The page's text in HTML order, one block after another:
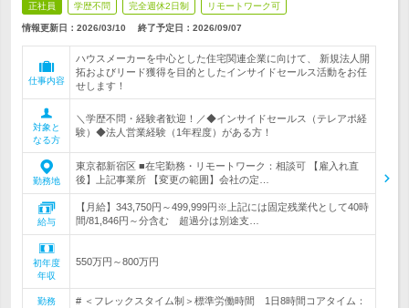
正社員 学歴不問 完全週休2日制 リモートワーク可
情報更新日：2026/03/10 終了予定日： 2026/09/07
仕事内容
ハウスメーカーを中心とした住宅関連企業に向けて、 新規法人開
拓およびリード獲得を目的としたインサイドセールス活動をお任
せします！
対象と
なる方
＼学歴不問・経験者歓迎！／◆インサイドセールス（テレアポ経
験）◆法人営業経験（1年程度）がある方！
勤務地
東京都新宿区 ■在宅勤務・リモートワーク：相談可 【雇入れ直
後】上記事業所 【変更の範囲】会社の定…
給与
【月給】343,750円～499,999円※上記には固定残業代として40時
間/81,846円～分含む 超過分は別途支…
初年度
年収
550万円～800万円
勤務
# ＜フレックスタイム制＞標準労働時間 1日8時間コアタイム：